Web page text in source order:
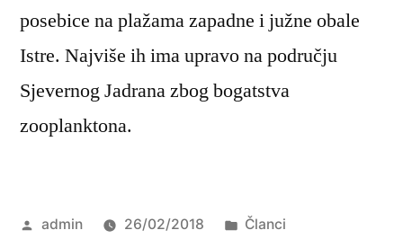
posebice na plažama zapadne i južne obale
Istre. Najviše ih ima upravo na području
Sjevernog Jadrana zbog bogatstva
zooplanktona.
Objavio
admin 26/02/2018
Objavljeno
Članci